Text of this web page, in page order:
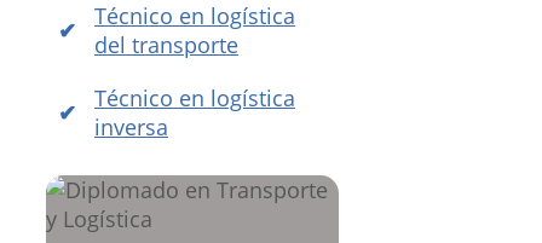
Técnico en logística
del transporte
Técnico en logística
inversa